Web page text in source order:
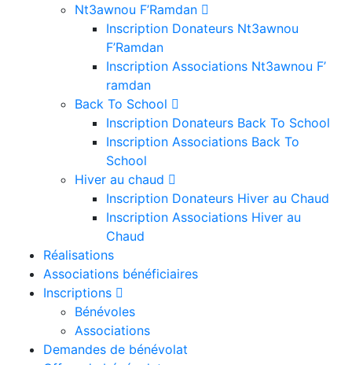
Nt3awnou F’Ramdan
Inscription Donateurs Nt3awnou
F’Ramdan
Inscription Associations Nt3awnou F’
ramdan
Back To School
Inscription Donateurs Back To School
Inscription Associations Back To
School
Hiver au chaud
Inscription Donateurs Hiver au Chaud
Inscription Associations Hiver au
Chaud
Réalisations
Associations bénéficiaires
Inscriptions
Bénévoles
Associations
Demandes de bénévolat